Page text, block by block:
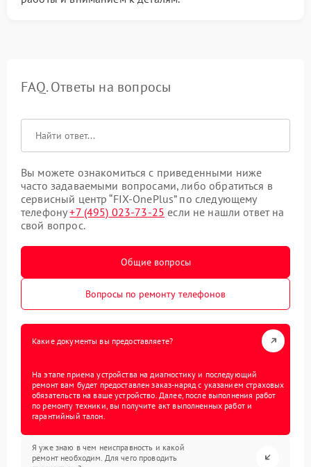
FAQ. Ответы на вопросы
Вы можете ознакомиться с приведенными ниже
часто задаваемыми вопросами, либо обратиться в
сервисный центр “FIX-OnePlus” по следующему
телефону+7 (495) 023-73-25 если не нашли ответ на
свой вопрос.
Общие вопросы
Вопросы по ремонту телефонов
Какие документы вы предоставляете?
На этапе приема устройства на диагностику и последующий
ремонт вам будет предоставлен заказ-наряд с указанием страховых
обязательств на ваше устройство. Далее, после выполнения работ
по ремонту техники, вы получите акт выполненных работ и
гарантийный талон.
Я уже знаю в чем неисправность и какой
ремонт необходим. Для чего проводить